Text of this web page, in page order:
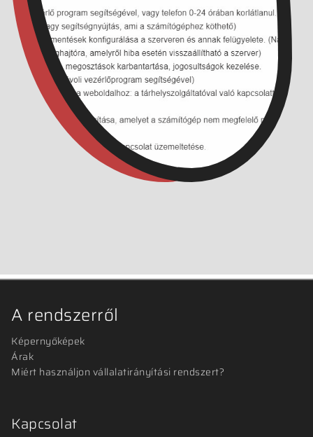
A rendszerről
Képernyőképek
Árak
Miért használjon vállalatirányítási rendszert?
Kapcsolat